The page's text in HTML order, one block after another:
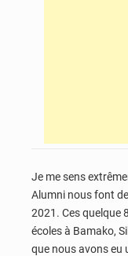
Je me sens
Alumni nous font
2021. Ces quelque
écoles à Bamako,
que nous avons eu